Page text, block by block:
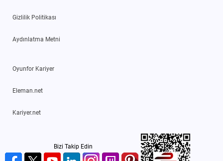
Gizlilik Politikası
Aydınlatma Metni
Oyunfor Kariyer
Eleman.net
Kariyer.net
Bizi Takip Edin